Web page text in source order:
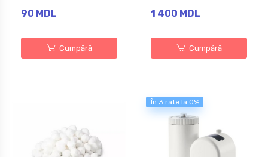
90 MDL
Cumpără
1 400 MDL
Cumpără
În 3 rate la 0%